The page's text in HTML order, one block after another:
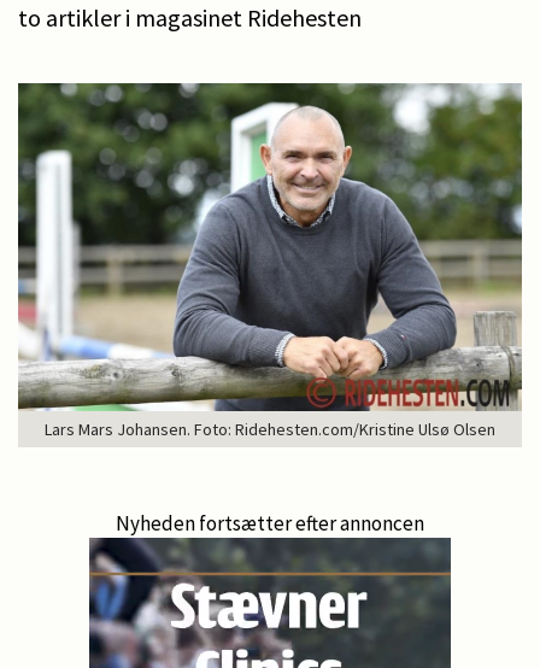
to artikler i magasinet Ridehesten
Lars Mars Johansen. Foto: Ridehesten.com/Kristine Ulsø Olsen
Nyheden fortsætter efter annoncen